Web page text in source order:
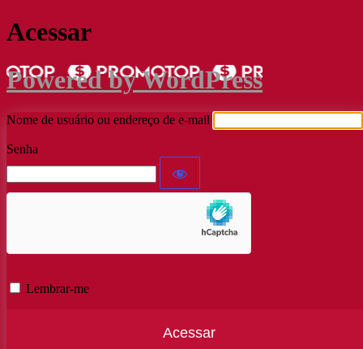
Acessar
Powered by WordPress
Nome de usuário ou endereço de e-mail
Senha
Lembrar-me